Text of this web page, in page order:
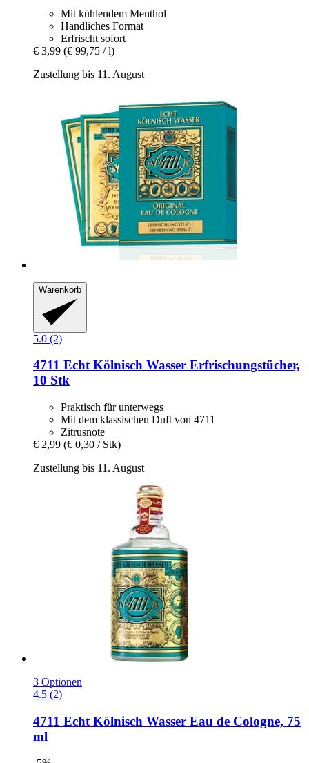
Mit kühlendem Menthol
Handliches Format
Erfrischt sofort
€ 3,99 (€ 99,75 / l)
Zustellung bis 11. August
Warenkorb
5.0 (2)
4711 Echt Kölnisch Wasser Erfrischungstücher,
10 Stk
Praktisch für unterwegs
Mit dem klassischen Duft von 4711
Zitrusnote
€ 2,99 (€ 0,30 / Stk)
Zustellung bis 11. August
3 Optionen
4.5 (2)
4711 Echt Kölnisch Wasser Eau de Cologne, 75
ml